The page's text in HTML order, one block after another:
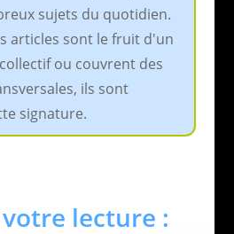
sujets du quotidien.
articles sont le fruit d'un
ou couvrent des
ils sont
signature.
lecture :